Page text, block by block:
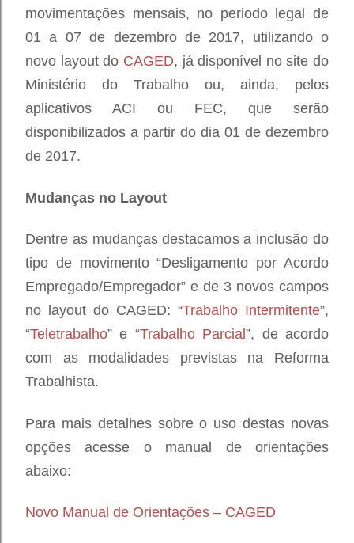
movimentações mensais, no periodo legal de
01 a 07 de dezembro de 2017, utilizando o
novo layout do CAGED, já disponível no site do
Ministério do Trabalho
ou, ainda, pelos
aplicativos ACI ou FEC, que serão
disponibilizados a partir do dia 01 de dezembro
de 2017.
Mudanças no Layout
Dentre as mudanças destacamos a inclusão do
tipo de movimento “Desligamento por Acordo
Empregado/Empregador” e de 3 novos campos
no layout do CAGED: “Trabalho Intermitente”,
“Teletrabalho” e “Trabalho Parcial”, de acordo
com as modalidades previstas na Reforma
Trabalhista.
Para mais detalhes sobre o uso destas novas
opções acesse o manual de orientações
abaixo:
Novo Manual de Orientações – CAGED